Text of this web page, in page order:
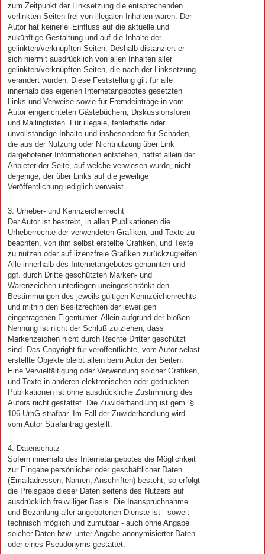
zum Zeitpunkt der Linksetzung die entsprechenden
verlinkten Seiten frei von illegalen Inhalten waren. Der
Autor hat keinerlei Einfluss auf die aktuelle und
zukünftige Gestaltung und auf die Inhalte der
gelinkten/verknüpften Seiten. Deshalb distanziert er
sich hiermit ausdrücklich von allen Inhalten aller
gelinkten/verknüpften Seiten, die nach der Linksetzung
verändert wurden. Diese Feststellung gilt für alle
innerhalb des eigenen Internetangebotes gesetzten
Links und Verweise sowie für Fremdeinträge in vom
Autor eingerichteten Gästebüchern, Diskussionsforen
und Mailinglisten. Für illegale, fehlerhafte oder
unvollständige Inhalte und insbesondere für Schäden,
die aus der Nutzung oder Nichtnutzung über Link
dargebotener Informationen entstehen, haftet allein der
Anbieter der Seite, auf welche verwiesen wurde, nicht
derjenige, der über Links auf die jeweilige
Veröffentlichung lediglich verweist.
3. Urheber- und Kennzeichenrecht
Der Autor ist bestrebt, in allen Publikationen die
Urheberrechte der verwendeten Grafiken, und Texte zu
beachten, von ihm selbst erstellte Grafiken, und Texte
zu nutzen oder auf lizenzfreie Grafiken zurückzugreifen.
Alle innerhalb des Internetangebotes genannten und
ggf. durch Dritte geschützten Marken- und
Warenzeichen unterliegen uneingeschränkt den
Bestimmungen des jeweils gültigen Kennzeichenrechts
und mithin den Besitzrechten der jeweiligen
eingetragenen Eigentümer. Allein aufgrund der bloßen
Nennung ist nicht der Schluß zu ziehen, dass
Markenzeichen nicht durch Rechte Dritter geschützt
sind. Das Copyright für veröffentlichte, vom Autor selbst
erstellte Objekte bleibt allein beim Autor der Seiten.
Eine Vervielfältigung oder Verwendung solcher Grafiken,
und Texte in anderen elektronischen oder gedruckten
Publikationen ist ohne ausdrückliche Zustimmung des
Autors nicht gestattet. Die Zuwiderhandlung ist gem. §
106 UrhG strafbar. Im Fall der Zuwiderhandlung wird
vom Autor Strafantrag gestellt.
4. Datenschutz
Sofern innerhalb des Internetangebotes die Möglichkeit
zur Eingabe persönlicher oder geschäftlicher Daten
(Emailadressen, Namen, Anschriften) besteht, so erfolgt
die Preisgabe dieser Daten seitens des Nutzers auf
ausdrücklich freiwilliger Basis. Die Inanspruchnahme
und Bezahlung aller angebotenen Dienste ist - soweit
technisch möglich und zumutbar - auch ohne Angabe
solcher Daten bzw. unter Angabe anonymisierter Daten
oder eines Pseudonyms gestattet.